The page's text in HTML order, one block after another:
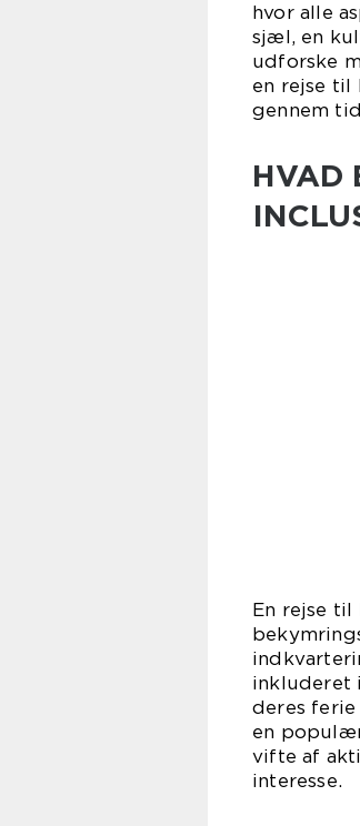
hvor alle
sjæl, en
udforske
en rejse til
gennem
HVAD
En rejse
inkluderet
deres
en
vifte af
interesse.